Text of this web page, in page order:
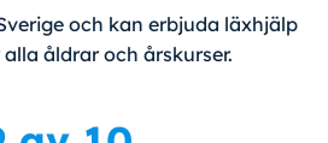
och kan erbjuda läxhjälp
åldrar och årskurser.